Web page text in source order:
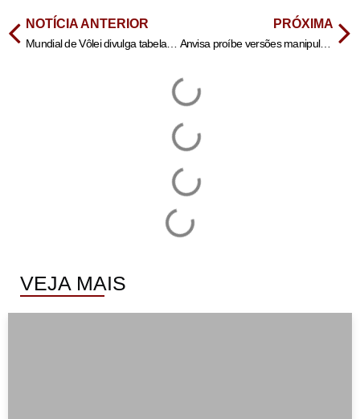
NOTÍCIA ANTERIOR PRÓXIMA
Anvisa proíbe versões manipuladas da semaglutida, usada no Ozempic
VEJA MAIS